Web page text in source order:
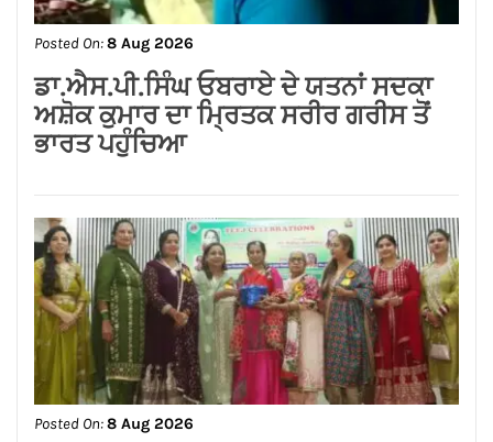
Posted On:8 Aug 2026
ਡਾ.ਐਸ.ਪੀ.ਸਿੰਘ ਓਬਰਾਏ ਦੇ ਯਤਨਾਂ ਸਦਕਾ
ਅਸ਼ੋਕ ਕੁਮਾਰ ਦਾ ਮ੍ਰਿਤਕ ਸਰੀਰ ਗਰੀਸ ਤੋਂ